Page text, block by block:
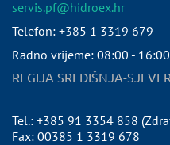
servis.pf@hidroex.hr
Telefon: +385 1 3319 679
Radno vrijeme: 08:00 - 16:00
REGIJA SREDIŠNJA-
Tel.: +385 91 3354 858
Fax: 00385 1 3319 678